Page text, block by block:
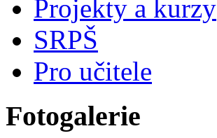
Projekty a kurzy
SRPŠ
Pro učitele
Fotogalerie